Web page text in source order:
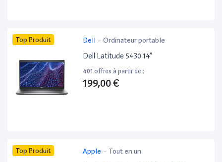
Top Produit Dell - Ordinateur portable
Dell Latitude 5430 14”
401 offres à partir de :
199,00 €
Top Produit Apple - Tout en un